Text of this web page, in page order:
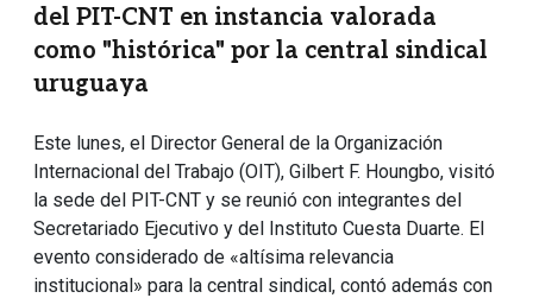
del PIT-CNT en instancia valorada
como "histórica" por la central sindical
uruguaya
Este lunes, el Director General de la Organización
Internacional del Trabajo (OIT), Gilbert F. Houngbo, visitó
la sede del PIT-CNT y se reunió con integrantes del
Secretariado Ejecutivo y del Instituto Cuesta Duarte. El
evento considerado de «altísima relevancia
institucional» para la central sindical, contó además con